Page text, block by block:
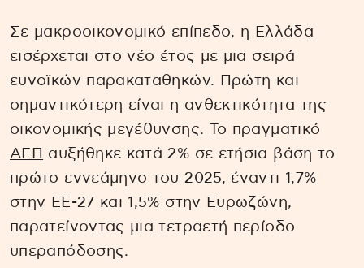
Σε μακροοικονομικό επίπεδο, η Ελλάδα
εισέρχεται στο νέο έτος με μια σειρά
ευνοϊκών παρακαταθηκών. Πρώτη και
σημαντικότερη είναι η ανθεκτικότητα της
οικονομικής μεγέθυνσης. Το πραγματικό
ΑΕΠ αυξήθηκε κατά 2% σε ετήσια βάση το
πρώτο εννεάμηνο του 2025, έναντι 1,7%
στην ΕΕ-27 και 1,5% στην Ευρωζώνη,
παρατείνοντας μια τετραετή περίοδο
υπεραπόδοσης.